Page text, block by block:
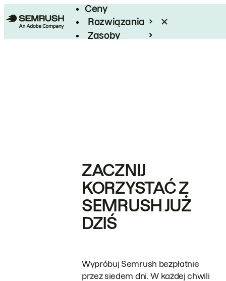
Ceny
Rozwiązania
Zasoby
ZACZNIJ
KORZYSTAĆ Z
SEMRUSH JUŻ
DZIŚ
Wypróbuj Semrush bezpłatnie
przez siedem dni. W każdej chwili